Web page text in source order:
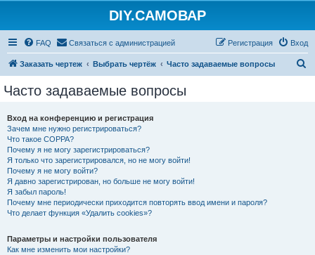
DIY.САМОВАР
FAQ Связаться с администрацией Вход
Регистрация
Заказать чертеж Выбрать чертёж Часто задаваемые вопросы
Часто задаваемые вопросы
Вход на конференцию и регистрация
Зачем мне нужно регистрироваться?
Что такое COPPA?
Почему я не могу зарегистрироваться?
Я только что зарегистрировался, но не могу войти!
Почему я не могу войти?
Я давно зарегистрирован, но больше не могу войти!
Я забыл пароль!
Почему мне периодически приходится повторять ввод имени и пароля?
Что делает функция «Удалить cookies»?
Параметры и настройки пользователя
Как мне изменить мои настройки?